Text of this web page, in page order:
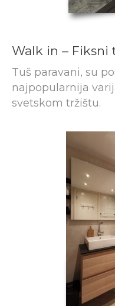
Walk in – Fiksni
Tuš paravani, su
najpopularnija
svetskom tržištu.